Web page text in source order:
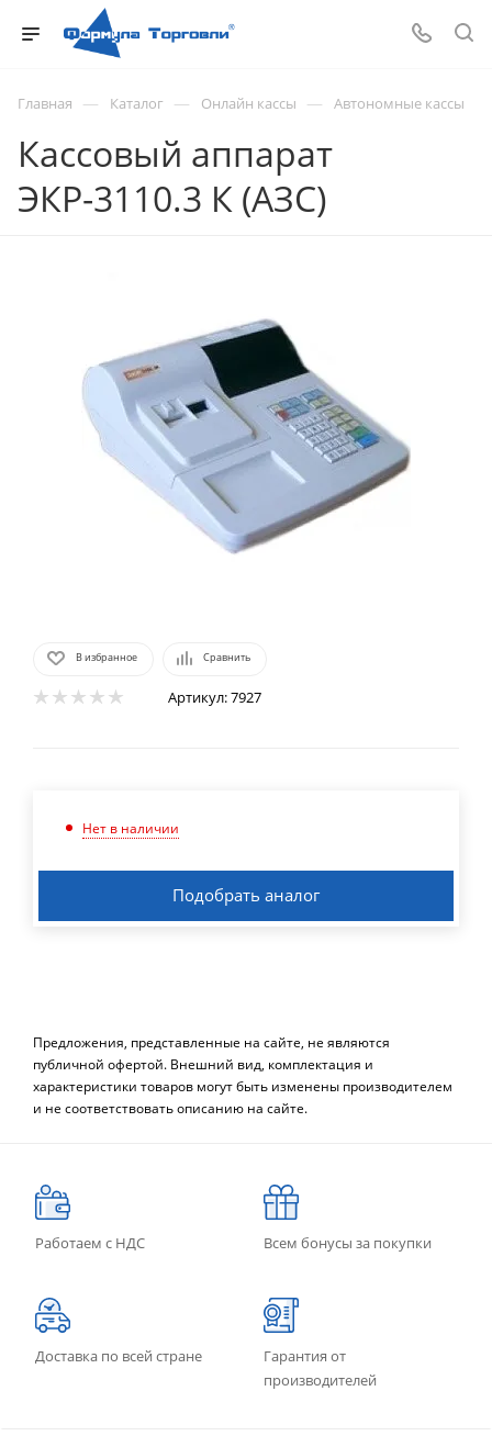
Главная — Каталог — Онлайн кассы — Автономные кассы
Кассовый аппарат
ЭКР-3110.3 К (АЗС)
В избранное Сравнить
Артикул:7927
Нет в наличии
Подобрать аналог
Предложения, представленные на сайте, не являются
публичной офертой. Внешний вид, комплектация и
характеристики товаров могут быть изменены производителем
и не соответствовать описанию на сайте.
Работаем с НДС Всем бонусы за покупки
Доставка по всей стране
Гарантия от
производителей